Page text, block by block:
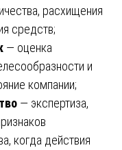
расхищения
средств;
— оценка
и
компании;
— экспертиза,
когда действия